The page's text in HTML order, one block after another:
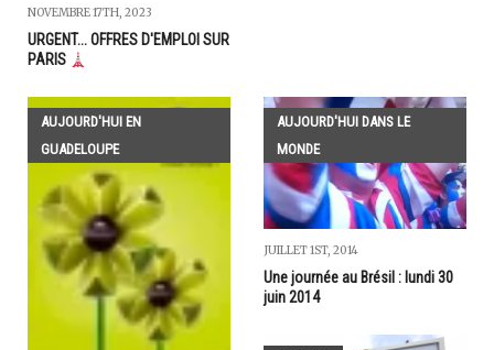
NOVEMBRE 17TH, 2023
URGENT... OFFRES D'EMPLOI SUR
PARIS
AUJOURD'HUI EN
GUADELOUPE
AUJOURD'HUI DANS LE
MONDE
JUILLET 1ST, 2014
Une journée au Brésil : lundi 30
juin 2014